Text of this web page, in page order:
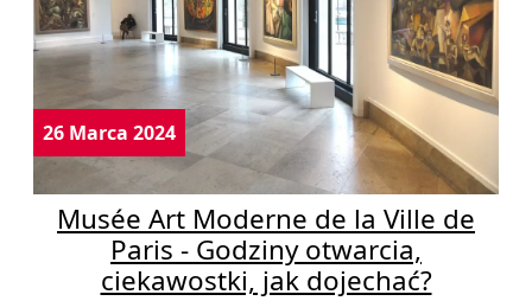
26 Marca 2024
Musée Art Moderne de la Ville de
Paris - Godziny otwarcia,
ciekawostki, jak dojechać?